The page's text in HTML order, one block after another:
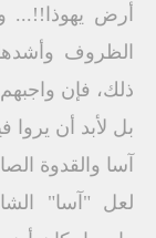
أرض يهوذا!!...
الظروف
ذلك، فإن واجبهم
بل لأبد أن يروا
آسا والقدوة
لعل "آسا"